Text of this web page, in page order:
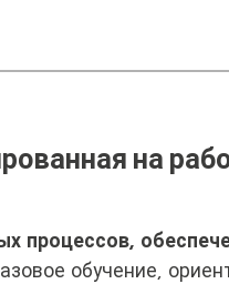
на
процессов,
обучение,